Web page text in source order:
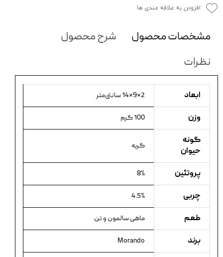
افزودن به علاقه مندی ها
مشخصات محصول
شرح محصول
نظرات
ابعاد 2×9×14 سانتی‌متر
وزن 100 گرم
گونه
حیوان
گربه
پروتئین 8%
چربی 4.5%
طعم ماهی سالمون و تن
برند Morando